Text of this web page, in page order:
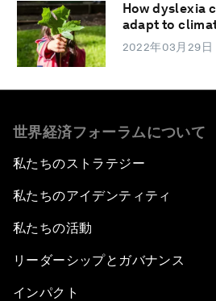
How dyslexia
adapt to
2022年03月29日
世界経済フォーラムについて
私たちのストラテジー
私たちのアイデンティティ
私たちの活動
リーダーシップとガバナンス
インパクト